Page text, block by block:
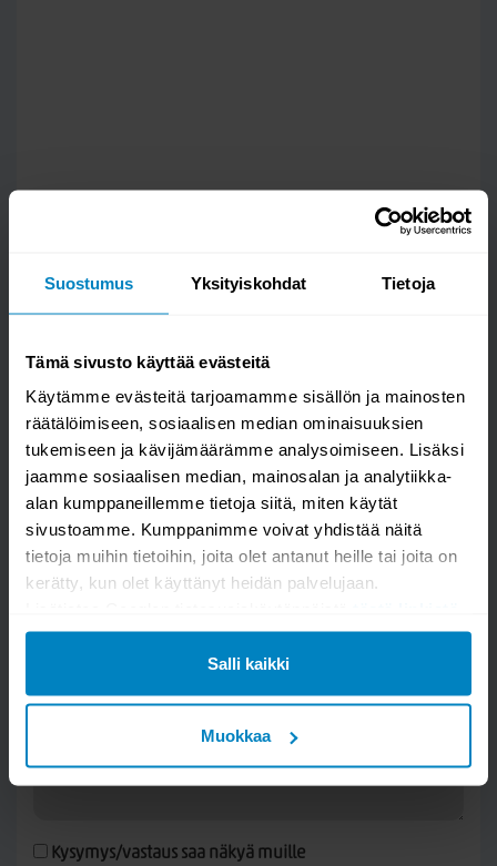
Suostumus Yksityiskohdat Tietoja
Tämä sivusto käyttää evästeitä
Käytämme evästeitä tarjoamamme sisällön ja mainosten
räätälöimiseen, sosiaalisen median ominaisuuksien
tukemiseen ja kävijämäärämme analysoimiseen. Lisäksi
jaamme sosiaalisen median, mainosalan ja analytiikka-
alan kumppaneillemme tietoja siitä, miten käytät
sivustoamme. Kumppanimme voivat yhdistää näitä
tietoja muihin tietoihin, joita olet antanut heille tai joita on
kerätty, kun olet käyttänyt heidän palvelujaan.
Salli kaikki
Muokkaa
Kysy kysymys
Hoppekids Hans kaappi umpiovella
Kysymys/vastaus saa näkyä muille